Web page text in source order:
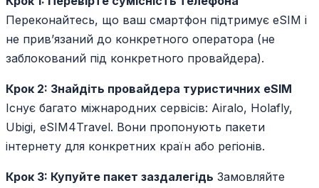
Переконайтесь, що ваш смартфон підтримує eSIM і
не прив’язаний до конкретного оператора (не
заблокований під конкретного провайдера).
Крок 2: Знайдіть провайдера туристичних eSIM
Існує багато міжнародних сервісів: Airalo, Holafly,
Ubigi, eSIM4Travel. Вони пропонують пакети
інтернету для конкретних країн або регіонів.
Крок 3: Купуйте пакет заздалегідь Замовляйте